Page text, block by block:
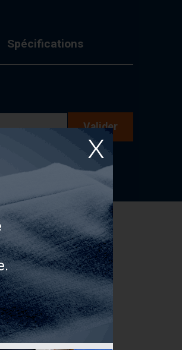
Spécifications
Valider